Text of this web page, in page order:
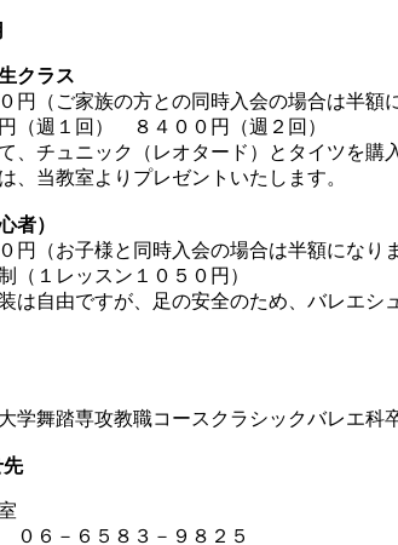
クラス
円（ご家族の方との同時入会の場合は半額
（週１回） ８４００円（週２回）
、チュニック（レオタード）とタイツを購
、当教室よりプレゼントいたします。
者）
円（お子様と同時入会の場合は半額になりま
１レッスン１０５０円）
は自由ですが、足の安全のため、バレエ
学舞踏専攻教職コースクラシックバレエ科卒
０６－６５８３－９８２５